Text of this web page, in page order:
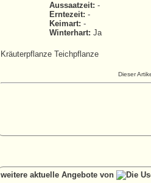
Aussaatzeit: -
Erntezeit: -
Keimart: -
Winterhart: Ja
Kräuterpflanze Teichpflanze
Dieser
weitere aktuelle Angebote von